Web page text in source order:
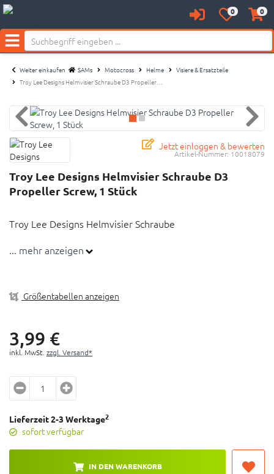
AnmeldenMerkzettel
aufklappen
0 0
Menü
Weiter einkaufen SAMs Motocross Helme
Visiere & Ersatzteile
Troy Lee Designs Helmvisier Schraube D3 Propeller…
Jetzt einloggen & bewerten
Artikel-Nummer: 10018079
Troy Lee Designs Helmvisier Schraube D3
Propeller Screw, 1 Stück
Troy Lee Designs Helmvisier Schraube
D3-Helmschild-Schraube
... mehr anzeigen
Größentabellen anzeigen
3,99 €
inkl. MwSt. zzgl. Versand*
Lieferzeit 2-3 Werktage2
sofort verfügbar
IN DEN WARENKORB